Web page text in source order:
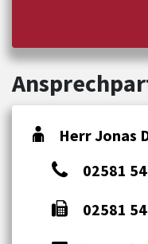
Herr Jonas
02581
02581